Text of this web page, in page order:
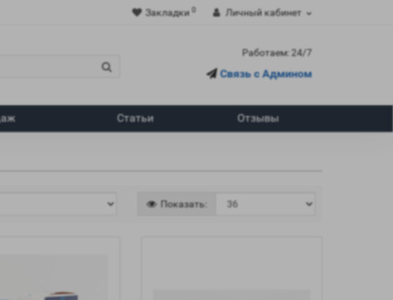
Закладки 0 Личный кабинет
Работаем: 24/7
Связь с Админом
Статьи Отзывы
Показать: